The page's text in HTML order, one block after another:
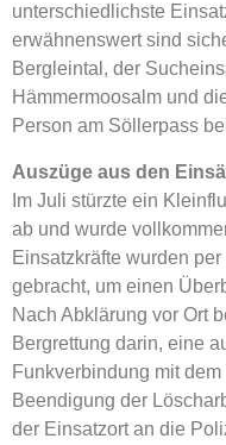
unterschiedlichste
erwähnenswert sind
Bergleintal, der
Hämmermoosalm und
Person am Söllerpass
Auszüge aus den
Im Juli stürzte ein
ab und wurde
Einsatzkräfte wurden
gebracht, um einen
Nach Abklärung vor Ort
Bergrettung darin, eine
Funkverbindung mit
Beendigung der
der Einsatzort an die